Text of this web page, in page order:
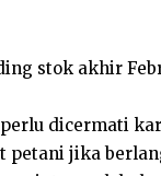
stok akhir
dicermati
petani jika